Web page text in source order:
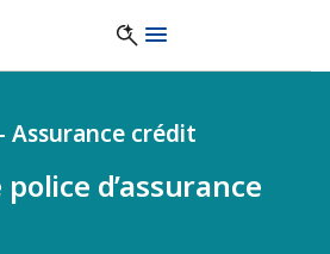
d’assurance
Assurance crédit